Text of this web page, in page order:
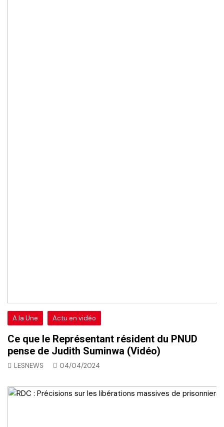
A la Une Actu en vidéo
Ce que le Représentant résident du PNUD
pense de Judith Suminwa (Vidéo)
LESNEWS 04/04/2024